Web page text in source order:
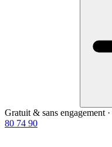
Gratuit & sans engagement ·
80 74 90